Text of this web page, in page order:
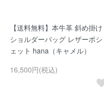
【送料無料】本牛革 斜め掛け
ショルダーバッグ レザーポシ
ェット hana（キャメル）
16,500円(税込)